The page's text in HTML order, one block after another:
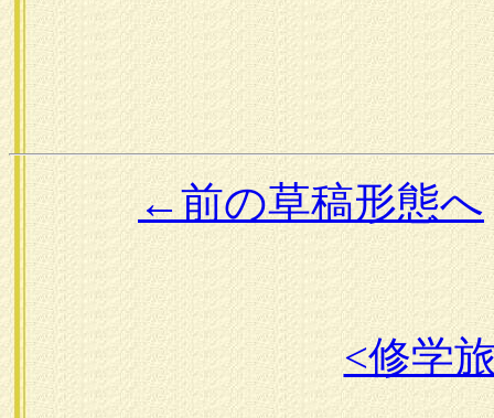
←前の草稿形態へ
<修学